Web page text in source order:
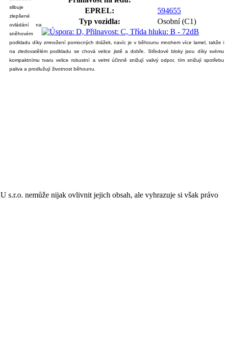
EPREL:
594655
Typ vozidla:
Osobní (C1)
slibuje
zlepšené
ovládání na
sněhovém
podkladu díky zmnožení pomocných drážek, navíc je v běhounu mnohem více lamel, takže i
na zledovatělém podkladu se chová velice jistě a dobře. Středové bloky jsou díky svému
kompaktnímu tvaru velice robustní a velmi účinně snižují valivý odpor, tím snižují spotřebu
paliva a prodlužují životnost běhounu.
nemůže nijak ovlivnit jejich obsah, ale vyhrazuje si však právo